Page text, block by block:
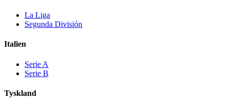
La Liga
Segunda División
Italien
Serie A
Serie B
Tyskland